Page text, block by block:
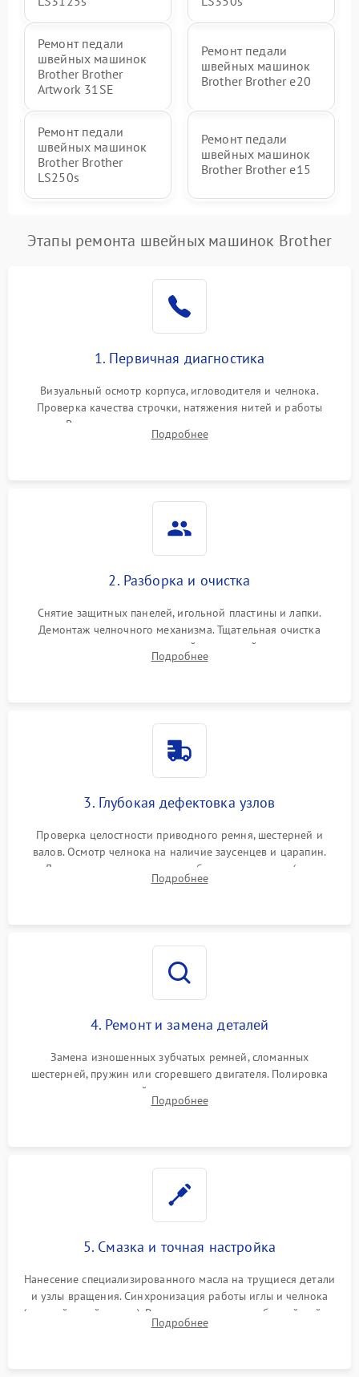
Ремонт педали
швейных машинок
Brother Brother
Artwork 31SE
Ремонт педали
швейных машинок
Brother Brother e20
Ремонт педали
швейных машинок
Brother Brother
LS250s
Ремонт педали
швейных машинок
Brother Brother e15
Этапы ремонта швейных машинок Brother
1. Первичная диагностика
Визуальный осмотр корпуса, игловодителя и челнока.
Проверка качества строчки, натяжения нитей и работы
педали. Выявление посторонних стуков, пропусков стежков,
обрывов нити или заклинивания механизмов на тестовом
Подробнее
2. Разборка и очистка
Снятие защитных панелей, игольной пластины и лапки.
Демонтаж челночного механизма. Тщательная очистка
внутренних узлов от скопившейся тканевой пыли, очесов,
остатков старой смазки и обрывков нитей с помощью
Подробнее
3. Глубокая дефектовка узлов
Проверка целостности приводного ремня, шестерней и
валов. Осмотр челнока на наличие заусенцев и царапин.
Диагностика электромотора, блока управления (для
компьютерных машин), нитевдевателя и механизма
Подробнее
4. Ремонт и замена деталей
Замена изношенных зубчатых ремней, сломанных
шестерней, пружин или сгоревшего двигателя. Полировка
челночного устройства для устранения заусенцев.
Восстановление контактов в педали и пайка элементов на
Подробнее
5. Смазка и точная настройка
Нанесение специализированного масла на трущиеся детали
и узлы вращения. Синхронизация работы иглы и челнока
(настройка таймингов). Регулировка высоты зубчатой рейки,
центровка игловодителя и калибровка натяжителей верхней
Подробнее